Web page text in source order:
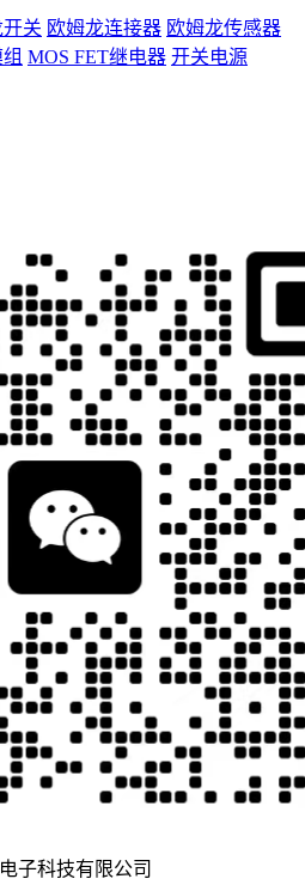
开关 欧姆龙连接器 欧姆龙传感器
MOS FET继电器 开关电源
子科技有限公司